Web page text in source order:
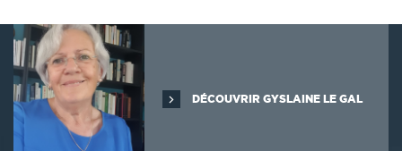
DÉCOUVRIR GYSLAINE LE GAL